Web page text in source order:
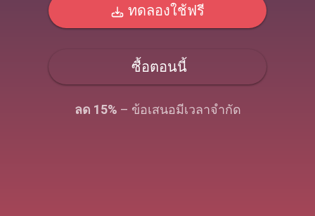
ทดลองใช้ฟรี
ซื้อตอนนี้
ลด 15% – ข้อเสนอมีเวลาจํากัด